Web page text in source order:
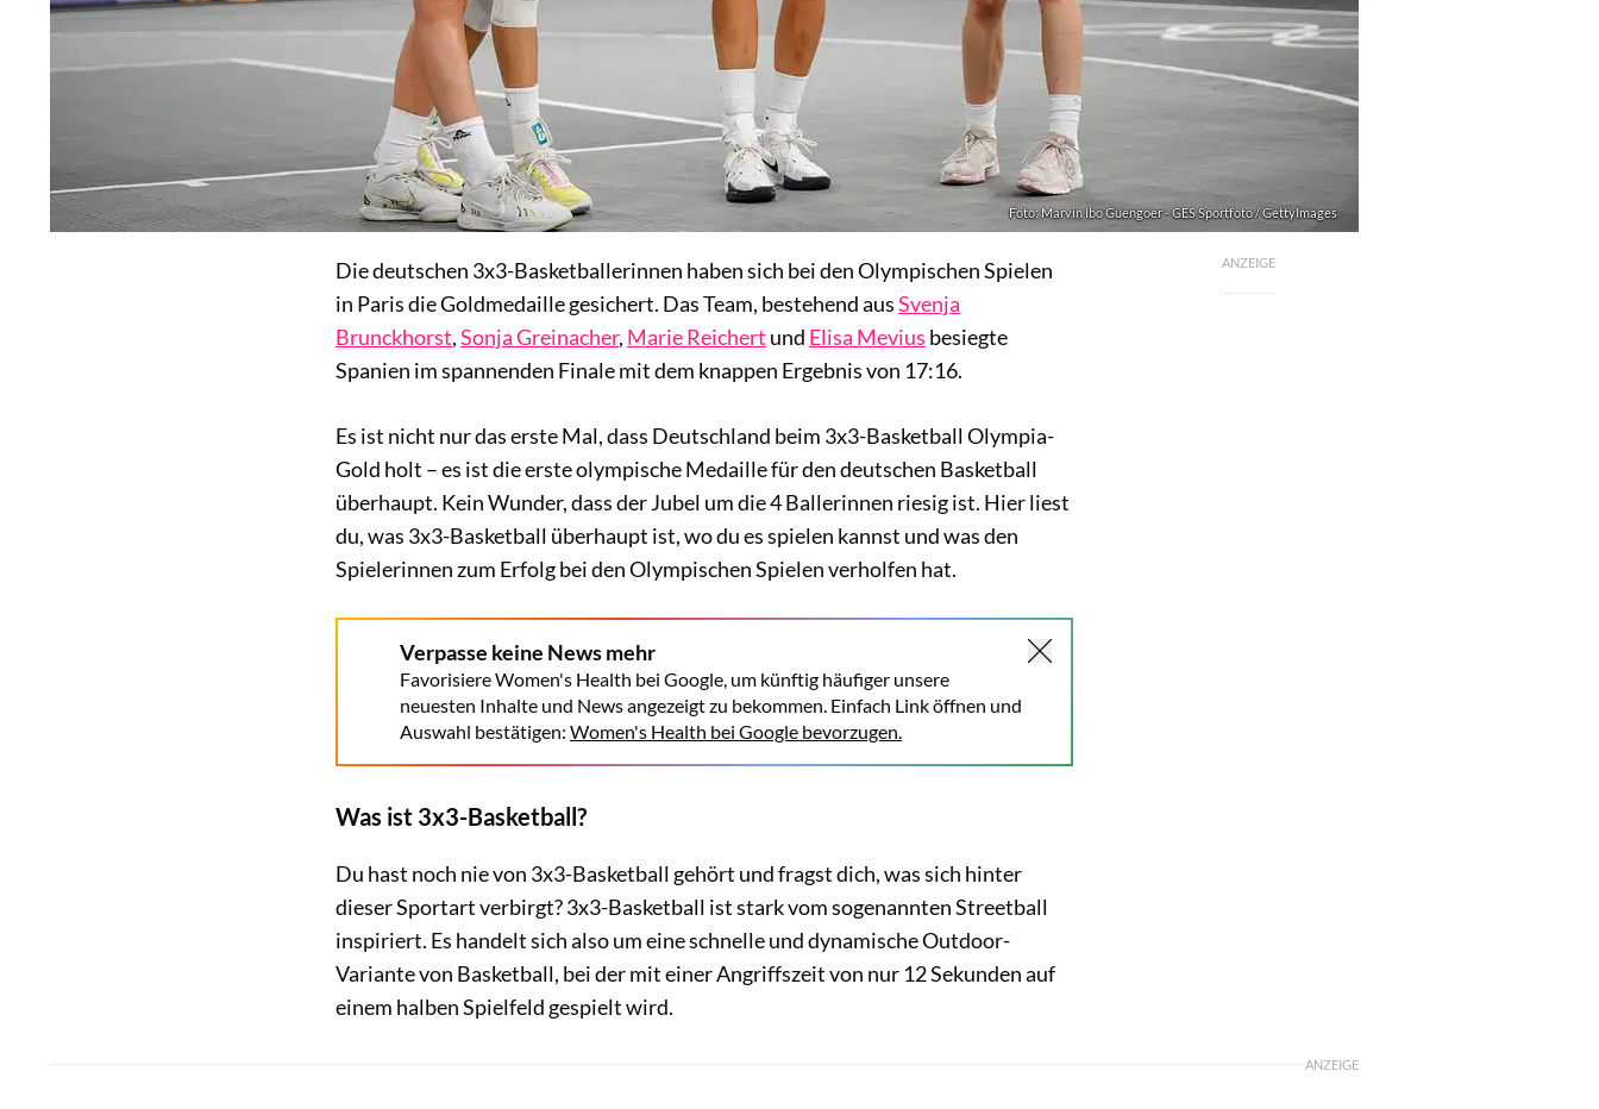
Foto: Marvin Ibo Guengoer - GES Sportfoto / GettyImages
ANZEIGE
Die deutschen 3x3-Basketballerinnen haben sich bei den Olympischen Spielen
in Paris die Goldmedaille gesichert. Das Team, bestehend ausSvenja
Brunckhorst,Sonja Greinacher, Marie Reichert und Elisa Mevius besiegte
Spanien im spannenden Finale mit dem knappen Ergebnis von 17:16.
Es ist nicht nur das erste Mal, dass Deutschland beim 3x3-Basketball Olympia-
Gold holt – es ist die erste olympische Medaille für den deutschen Basketball
überhaupt. Kein Wunder, dass der Jubel um die 4 Ballerinnen riesig ist. Hier liest
du, was 3x3-Basketball überhaupt ist, wo du es spielen kannst und was den
Spielerinnen zum Erfolg bei den Olympischen Spielen verholfen hat.
Verpasse keine News mehr
Favorisiere Women's Health bei Google, um künftig häufiger unsere
neuesten Inhalte und News angezeigt zu bekommen. Einfach Link öffnen und
Auswahl bestätigen: Women's Health bei Google bevorzugen.
Was ist 3x3-Basketball?
Du hast noch nie von 3x3-Basketball gehört und fragst dich, was sich hinter
dieser Sportart verbirgt? 3x3-Basketball ist stark vom sogenannten Streetball
inspiriert. Es handelt sich also um eine schnelle und dynamische Outdoor-
Variante von Basketball, bei der mit einer Angriffszeit von nur 12 Sekunden auf
einem halben Spielfeld gespielt wird.
ANZEIGE